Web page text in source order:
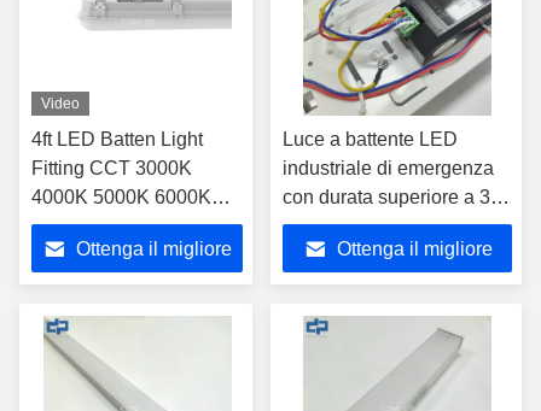
Video
4ft LED Batten Light
Fitting CCT 3000K
4000K 5000K 6000K
con funzione di
emergenza
Ottenga il migliore
Luce a battente LED
industriale di emergenza
con durata superiore a 3
ore, apparecchio lineare a
LED IP20 per installazione
a sospensione,
apparecchi di
illuminazione per
parcheggi con luce lineare
di emergenza da 110-
Ottenga il migliore